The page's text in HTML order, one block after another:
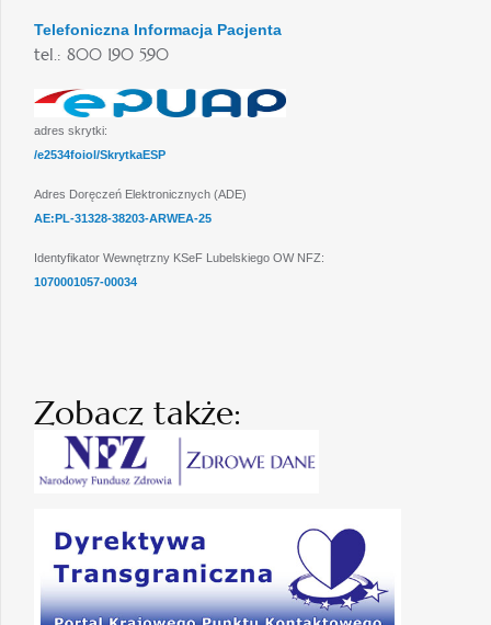
Telefoniczna Informacja Pacjenta
tel.: 800 190 590
adres skrytki:
/e2534foiol/SkrytkaESP
Adres Doręczeń Elektronicznych (ADE)
AE:PL-31328-38203-ARWEA-25
Identyfikator Wewnętrzny KSeF Lubelskiego OW NFZ:
1070001057-00034
Zobacz także: